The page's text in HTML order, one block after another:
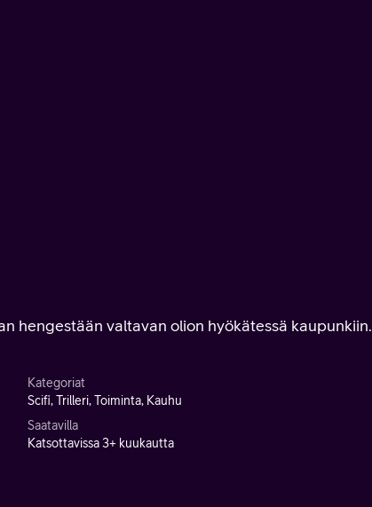
hengestään valtavan olion hyökätessä kaupunkiin.
Kategoriat
Scifi, Trilleri, Toiminta, Kauhu
Saatavilla
Katsottavissa 3+ kuukautta